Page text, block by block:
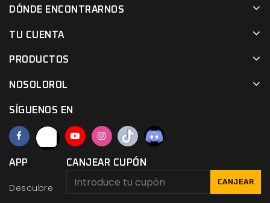
DÓNDE ENCONTRARNOS
TU CUENTA
PRODUCTOS
NOSOLOROL
SÍGUENOS EN
APP
Descubre
CANJEAR CUPÓN
CANJEAR